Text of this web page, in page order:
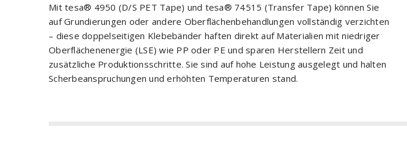
Mit tesa® 4950 (D/S PET Tape) und tesa® 74515 (Transfer Tape) können Sie
auf Grundierungen oder andere Oberflächenbehandlungen vollständig verzichten
– diese doppelseitigen Klebebänder haften direkt auf Materialien mit niedriger
Oberflächenenergie (LSE) wie PP oder PE und sparen Herstellern Zeit und
zusätzliche Produktionsschritte. Sie sind auf hohe Leistung ausgelegt und halten
Scherbeanspruchungen und erhöhten Temperaturen stand.